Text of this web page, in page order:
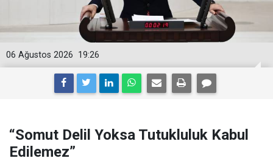
19:26
06 Ağustos 2026
“Somut Delil Yoksa Tutukluluk Kabul
Edilemez”